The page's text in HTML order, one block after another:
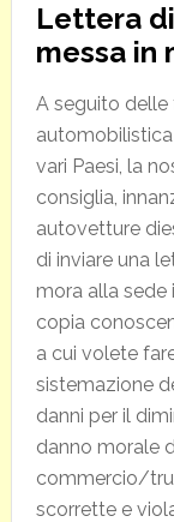
Lettera
messa in
A seguito
vari Paesi, la
consiglia,
autovetture
di inviare una
mora alla sede
copia
a cui volete
sistemazione
danni per il
danno morale
commercio/
scorrette e